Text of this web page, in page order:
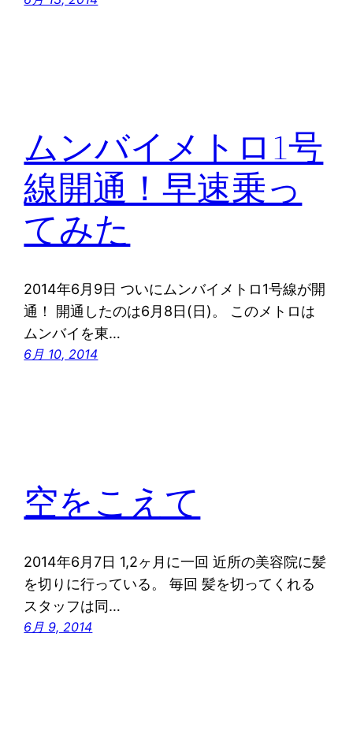
ムンバイメトロ1号
線開通！早速乗っ
てみた
2014年6月9日 ついにムンバイメトロ1号線が開
通！ 開通したのは6月8日(日)。 このメトロは
ムンバイを東…
6月 10, 2014
空をこえて
2014年6月7日 1,2ヶ月に一回 近所の美容院に髪
を切りに行っている。 毎回 髪を切ってくれる
スタッフは同…
6月 9, 2014